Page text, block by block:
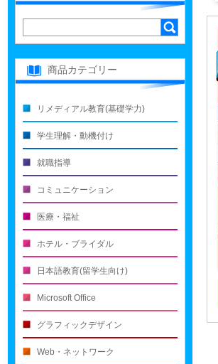
商品カテゴリー
リメディアル教育(基礎学力)
学生理解・動機付け
就職指導
コミュニケーション
医療・福祉
ホテル・ブライダル
日本語教育(留学生向け)
Microsoft Office
グラフィックデザイン
Web・ネットワーク